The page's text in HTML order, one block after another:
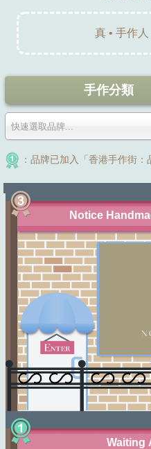
真 • 手作人
手作分類
快速選取品牌...
：品牌已加入「香港手作街
Notice
Waiting